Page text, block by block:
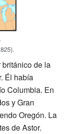
británico de la
Él había
Columbia. En
y Gran
Oregón. La
de Astor.